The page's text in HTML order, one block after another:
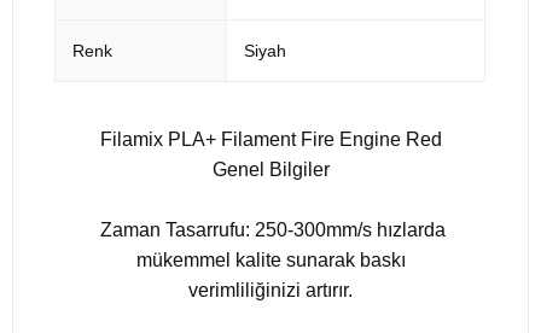
Renk Siyah
Filamix PLA+ Filament Fire Engine Red
Genel Bilgiler
Zaman Tasarrufu: 250-300mm/s hızlarda
mükemmel kalite sunarak baskı
verimliliğinizi artırır.